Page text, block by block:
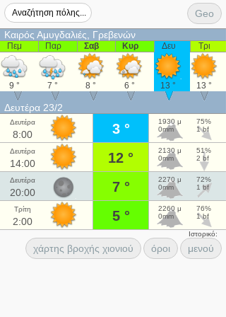
Geo
Καιρός Αμυγδαλιές, Γρεβενών
Πεμ
9 °
Παρ
7 °
Σαβ
8 °
Κυρ
6 °
Δευ
13 °
Τρι
13 °
Δευτέρα 23/2
Δευτέρα
8:00 3 °
1930 μ
0mm
75%
1 bf
Δευτέρα
14:00 12 °
2130 μ
0mm
51%
2 bf
Δευτέρα
20:00 7 °
2270 μ
0mm
72%
1 bf
Τρίτη
2:00 5 °
2260 μ
0mm
76%
1 bf
Ιστορικό:
χάρτης βροχής χιονιού όροι μενού